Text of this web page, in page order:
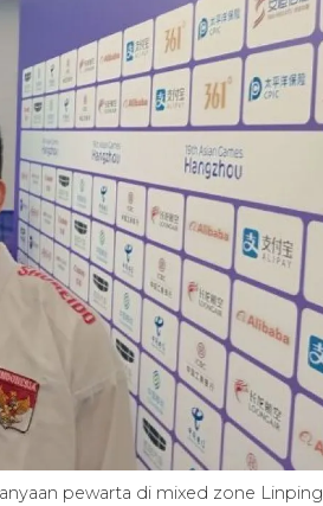
pewarta di mixed zone Linping